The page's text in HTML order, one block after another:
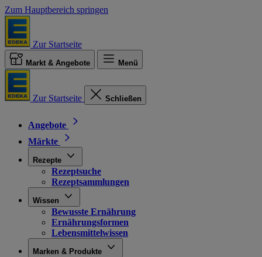
Zum Hauptbereich springen
Zur Startseite
Markt & Angebote Menü
Zur Startseite Schließen
Angebote
Märkte
Rezepte
Rezeptsuche
Rezeptsammlungen
Wissen
Bewusste Ernährung
Ernährungsformen
Lebensmittelwissen
Marken & Produkte